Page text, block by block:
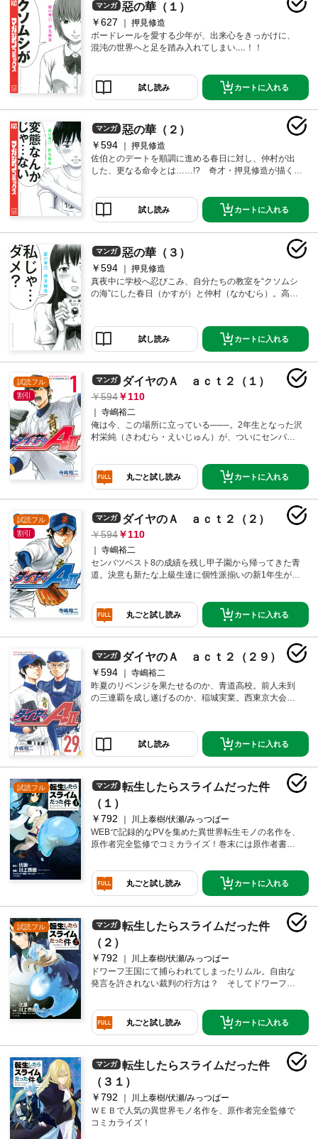
マンガ 惡の華（１）
￥627
押見修造
ボードレールを愛する少年が、出来心をきっかけに、
混沌の世界へと足を踏み入れてしまい‥‥！！
試し読み カートに入れる
マンガ 惡の華（２）
￥594
押見修造
佐伯とのデートを順調に進める春日に対し、仲村が出
した、更なる命令とは……!? 奇才・押見修造が描く背
試し読み カートに入れる
マンガ 惡の華（３）
￥594
押見修造
真夜中に学校へ忍びこみ、自分たちの教室を“クソムシ
の海”にした春日（かすが）と仲村（なかむら）。高揚
けられる。だが、プレッシャーに耐えられず苦しむ春
日。さらに、本当は春日が犯人であることが、彼女で
ある佐伯（さえき）にバレてしまう！！「別れよう」
佐伯に言う春日だが、彼女が出した衝撃的な答えと
は……！？
試し読み カートに入れる
試読フル
割引
マンガ ダイヤのＡ ａｃｔ２（１）
594 110
寺嶋裕二
俺は今、この場所に立っている───。2年生となった沢
村栄純（さわむら・えいじゅん）が、ついにセンバツ
丸ごと試し読み カートに入れる
試読フル
割引
マンガ ダイヤのＡ ａｃｔ２（２）
594 110
寺嶋裕二
センバツベスト8の成績を残し甲子園から帰ってきた青
道。決意も新たな上級生達に個性派揃いの新1年生が合
編、第2巻!!丸ごと試し読み カートに入れる
マンガ ダイヤのＡ ａｃｔ２（２９）
￥594
寺嶋裕二
昨夏のリベンジを果たせるのか、青道高校。前人未到
の三連覇を成し遂げるのか、稲城実業。西東京大会決
試し読み カートに入れる
試読フル マンガ
転生したらスライムだった件
（１）
￥792
川上泰樹/伏瀬/みっつばー
WEBで記録的なPVを集めた異世界転生モノの名作を、
原作者完全監修でコミカライズ！巻末には原作者書き
よいよ発売！
丸ごと試し読み カートに入れる
試読フル マンガ
転生したらスライムだった件
（２）
￥792
川上泰樹/伏瀬/みっつばー
ドワーフ王国にて捕らわれてしまったリムル。自由な
発言を許されない裁判の行方は？ そしてドワーフ王
丸ごと試し読み カートに入れる
マンガ
転生したらスライムだった件
（３１）
￥792
川上泰樹/伏瀬/みっつばー
ＷＥＢで人気の異世界モノ名作を、原作者完全監修で
コミカライズ！